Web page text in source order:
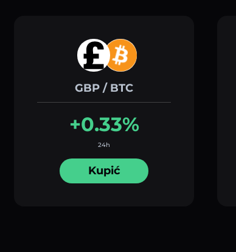
GBP / BTC
+0.33%
24h
Kupić